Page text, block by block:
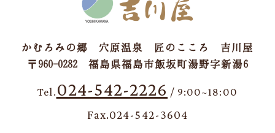
かむろみの郷 穴原温泉 匠のこころ 吉川屋
〒960-0282 福島県福島市飯坂町湯野字新湯6
Tel. 024-542-2226 / 9:00~18:00
Fax.024-542-3604